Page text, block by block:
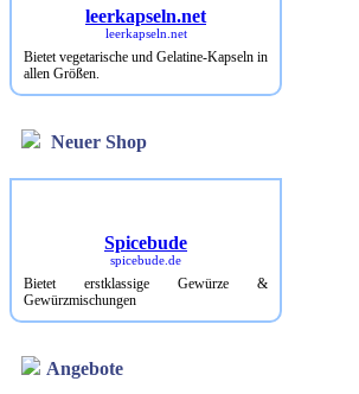
leerkapseln.net
leerkapseln.net
Bietet vegetarische und Gelatine-Kapseln in
allen Größen.
Neuer Shop
Spicebude
spicebude.de
Bietet erstklassige Gewürze &
Gewürzmischungen
Angebote